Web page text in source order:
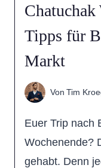
Chatuchak
Tipps für
Markt
Von Tim
Euer Trip nach
Wochenende?
gehabt. Denn